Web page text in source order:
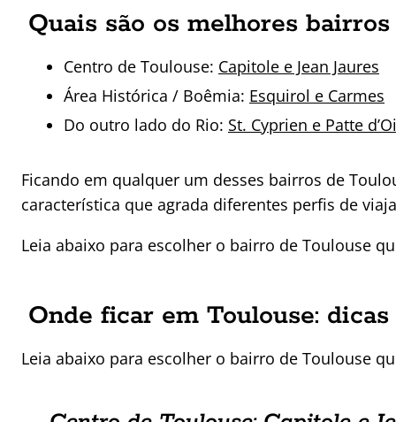
Quais são os melhores
Centro de Toulouse: Capitole e Jean Jaures
Área Histórica / Boêmia: Esquirol e Carmes
Do outro lado do Rio: St. Cyprien e Patte
Ficando em qualquer um desses bairros de
característica que agrada diferentes perfis de
Leia abaixo para escolher o bairro de Toulouse
Onde ficar em Toulouse:
Leia abaixo para escolher o bairro de Toulouse